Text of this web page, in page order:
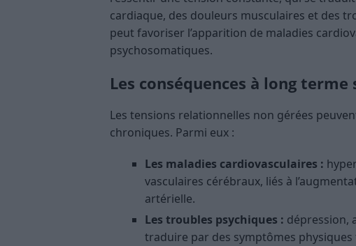
cardiaque, des douleurs musculaires et des
peut favoriser l’apparition de maladies
psychosomatiques.
Les conséquences à long terme
Les tensions relationnelles non gérées
chroniques. Parmi eux :
Les maladies cardiovasculaires :
vasculaires cérébraux, liés à
artérielle.
Les troubles psychiques : dépression,
traduire par des symptômes